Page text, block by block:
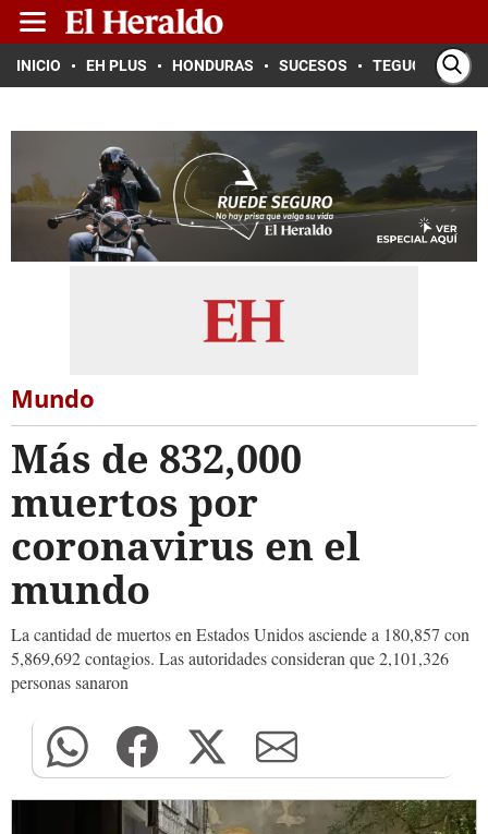
INICIO EH PLUS HONDURAS SUCESOS TEGUCIGALPA
Mundo
Más de 832,000
muertos por
coronavirus en el
mundo
La cantidad de muertos en Estados Unidos asciende a 180,857 con
5,869,692 contagios. Las autoridades consideran que 2,101,326
personas sanaron